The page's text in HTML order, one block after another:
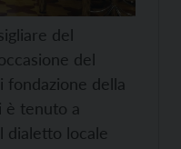
del
del
fondazione della
è tenuto a
dialetto locale